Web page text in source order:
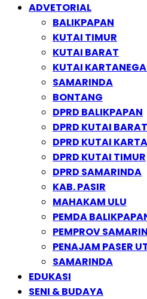
ADVETORIAL
BALIKPAPAN
KUTAI TIMUR
KUTAI BARAT
KUTAI
SAMARINDA
BONTANG
DPRD BALIKPAPAN
DPRD KUTAI BARAT
DPRD KUTAI
DPRD KUTAI TIMUR
DPRD SAMARINDA
KAB. PASIR
MAHAKAM ULU
PEMDA
PEMPROV
PENAJAM PASER
SAMARINDA
EDUKASI
SENI & BUDAYA